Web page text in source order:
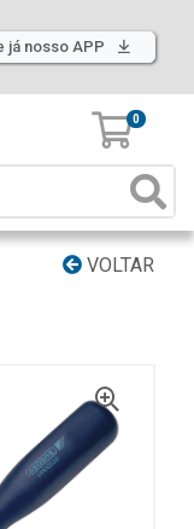
já nosso APP
0
VOLTAR